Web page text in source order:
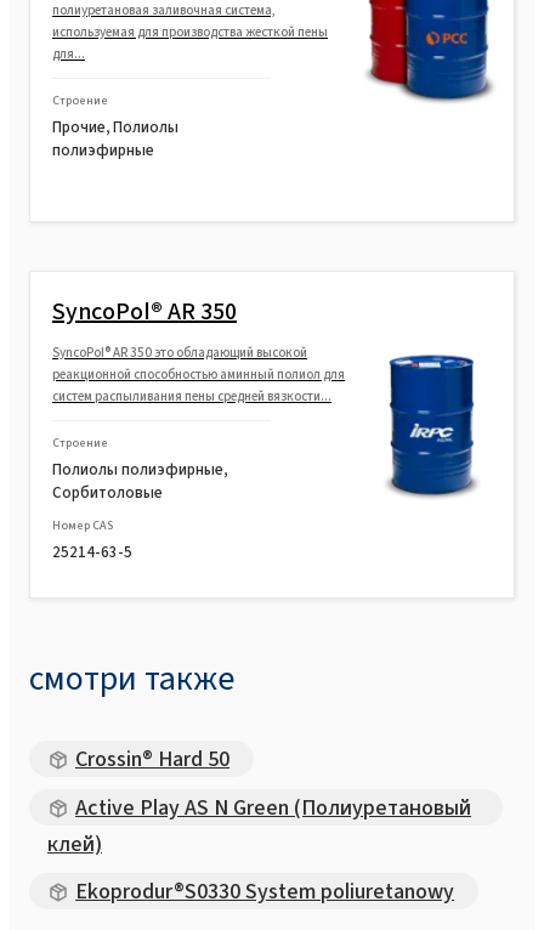
полиуретановая заливочная система,
используемая для производства жесткой пены
для...
Строение
Прочие, Полиолы
полиэфирные
SyncoPol® AR 350
SyncoPol® AR 350 это обладающий высокой
реакционной способностью аминный полиол для
систем распыливания пены средней вязкости...
Строение
Полиолы полиэфирные,
Сорбитоловые
Номер CAS
25214-63-5
смотри также
Crossin® Hard 50
Active Play AS N Green (Полиуретановый
клей)
Ekoprodur®S0330 System poliuretanowy